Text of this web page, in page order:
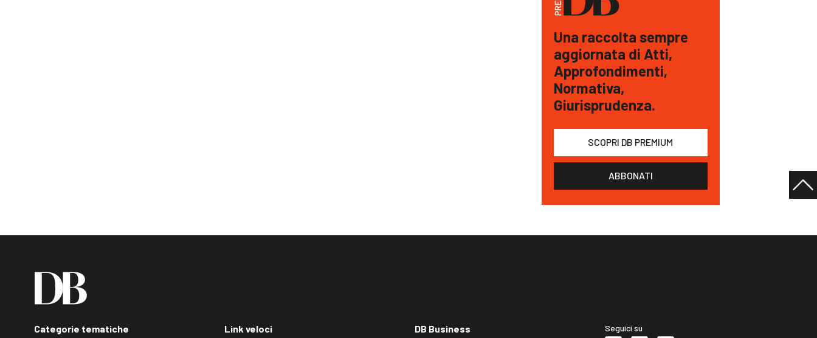
Una raccolta sempre
aggiornata di Atti,
Approfondimenti,
Normativa,
Giurisprudenza.
SCOPRI DB PREMIUM
ABBONATI
Categorie tematiche Link veloci DB Business Seguici su